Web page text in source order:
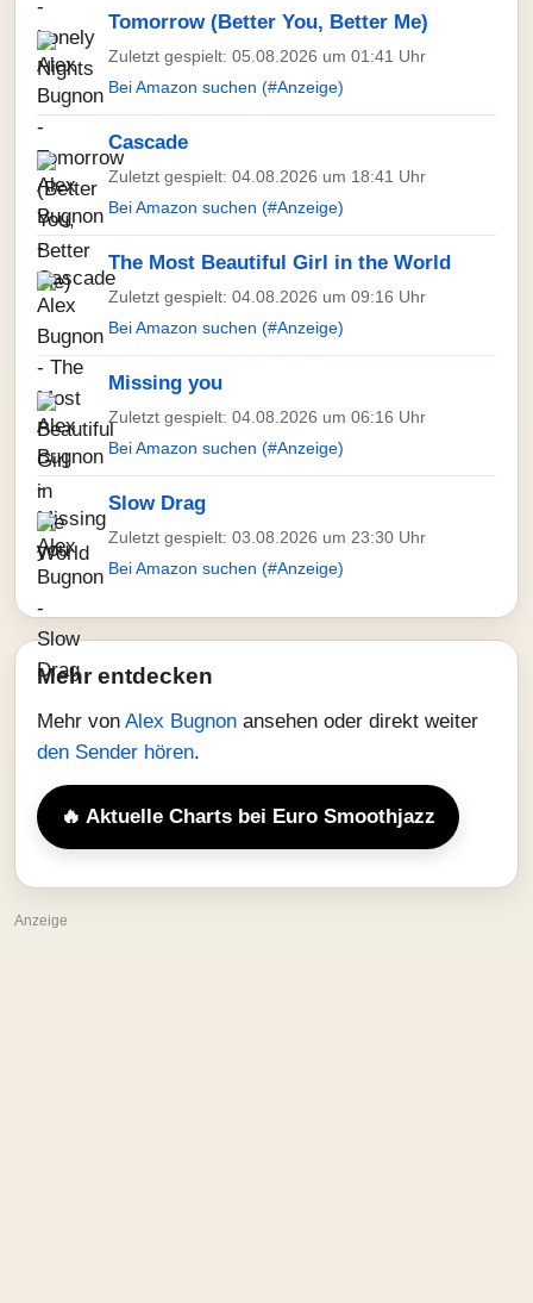
Tomorrow (Better You, Better Me)
Zuletzt gespielt: 05.08.2026 um 01:41 Uhr
Bei Amazon suchen (#Anzeige)
Cascade
Zuletzt gespielt: 04.08.2026 um 18:41 Uhr
Bei Amazon suchen (#Anzeige)
The Most Beautiful Girl in the World
Zuletzt gespielt: 04.08.2026 um 09:16 Uhr
Bei Amazon suchen (#Anzeige)
Missing you
Zuletzt gespielt: 04.08.2026 um 06:16 Uhr
Bei Amazon suchen (#Anzeige)
Slow Drag
Zuletzt gespielt: 03.08.2026 um 23:30 Uhr
Bei Amazon suchen (#Anzeige)
Mehr entdecken
Mehr von Alex Bugnon ansehen oder direkt weiter
den Sender hören.
🔥 Aktuelle Charts bei Euro Smoothjazz
Anzeige